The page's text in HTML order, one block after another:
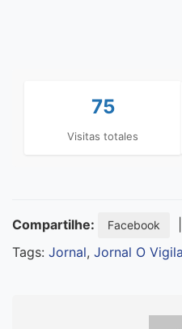
75
Visitas totales
Compartilhe: Facebook
Tags: Jornal, Jornal O